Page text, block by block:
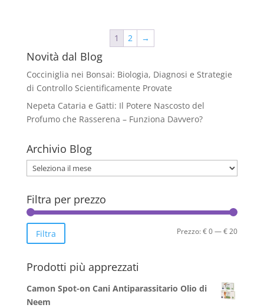
1 2 →
Novità dal Blog
Cocciniglia nei Bonsai: Biologia, Diagnosi e Strategie
di Controllo Scientificamente Provate
Nepeta Cataria e Gatti: Il Potere Nascosto del
Profumo che Rasserena – Funziona Davvero?
Archivio Blog
Archivio
Blog
Filtra per prezzo
Prezzo
Prezzo
Filtra Prezzo:€ 0—€ 20
Prodotti più apprezzati
Camon Spot-on Cani Antiparassitario Olio di
Neem